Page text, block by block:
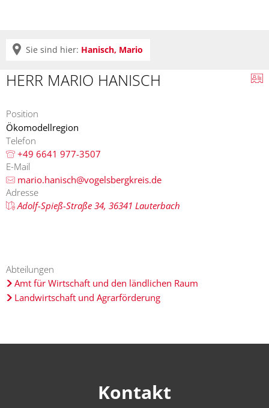
Sie sind hier: Hanisch, Mario
HERR MARIO HANISCH
Position
Ökomodellregion
Telefon
+49 6641 977-3507
E-Mail
mario.hanisch@vogelsbergkreis.de
Adresse
Adolf-Spieß-Straße 34, 36341 Lauterbach
Abteilungen
Amt für Wirtschaft und den ländlichen Raum
Landwirtschaft und Agrarförderung
Kontakt